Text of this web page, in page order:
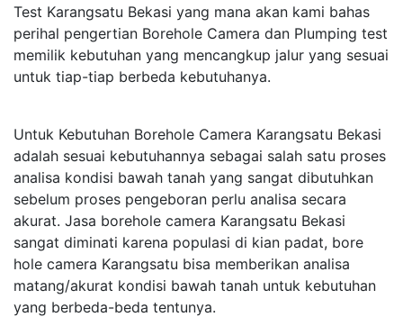
Test Karangsatu Bekasi yang mana akan kami bahas
perihal pengertian Borehole Camera dan Plumping test
memilik kebutuhan yang mencangkup jalur yang sesuai
untuk tiap-tiap berbeda kebutuhanya.
Untuk Kebutuhan Borehole Camera Karangsatu Bekasi
adalah sesuai kebutuhannya sebagai salah satu proses
analisa kondisi bawah tanah yang sangat dibutuhkan
sebelum proses pengeboran perlu analisa secara
akurat. Jasa borehole camera Karangsatu Bekasi
sangat diminati karena populasi di kian padat, bore
hole camera Karangsatu bisa memberikan analisa
matang/akurat kondisi bawah tanah untuk kebutuhan
yang berbeda-beda tentunya.